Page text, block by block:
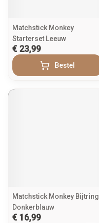
Matchstick Monkey
Starterset Leeuw
€ 23,99
Bestel
Matchstick Monkey Bijtring
Donkerblauw
€ 16,99